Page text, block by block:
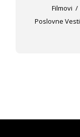
Filmovi
Poslovne Vesti